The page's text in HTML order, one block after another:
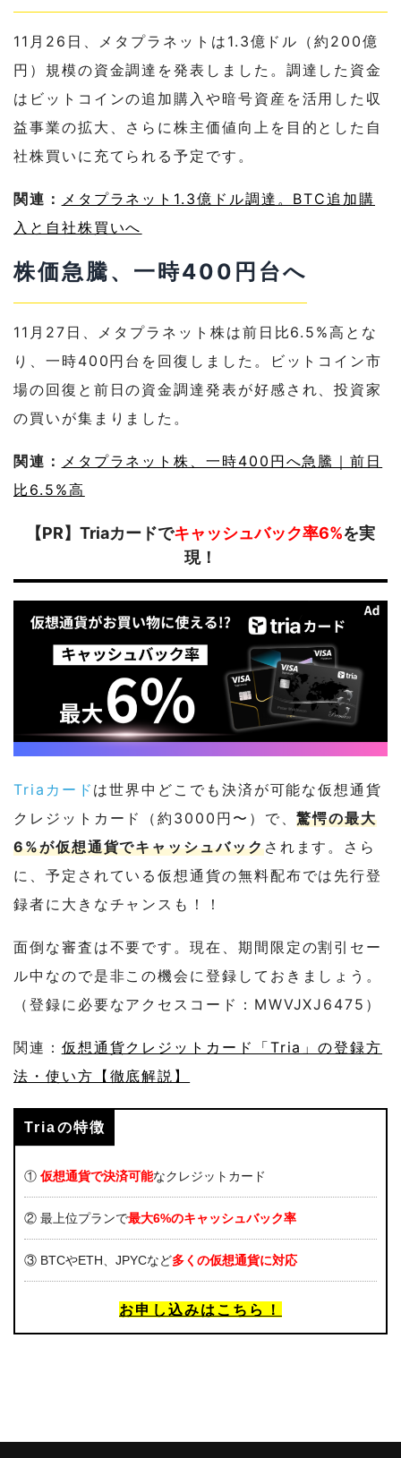
11月26日、メタプラネットは1.3億ドル（約200億
円）規模の資金調達を発表しました。調達した資金
はビットコインの追加購入や暗号資産を活用した収
益事業の拡大、さらに株主価値向上を目的とした自
社株買いに充てられる予定です。
関連： メタプラネット1.3億ドル調達。BTC追加購
入と自社株買いへ
株価急騰、一時400円台へ
11月27日、メタプラネット株は前日比6.5%高とな
り、一時400円台を回復しました。ビットコイン市
場の回復と前日の資金調達発表が好感され、投資家
の買いが集まりました。
関連： メタプラネット株、一時400円へ急騰｜前日
比6.5%高
【PR】Triaカードでキャッシュバック率6%を実
現！
Triaカード は世界中どこでも決済が可能な仮想通貨
クレジットカード（約3000円〜）で、驚愕の最大
6%が仮想通貨でキャッシュバックされます。さら
に、予定されている仮想通貨の無料配布では先行登
録者に大きなチャンスも！！
面倒な審査は不要です。現在、期間限定の割引セー
ル中なので是非この機会に登録しておきましょう。
（登録に必要なアクセスコード：MWVJXJ6475）
関連： 仮想通貨クレジットカード「Tria」の登録方
法・使い方【徹底解説】
Triaの特徴
① 仮想通貨で決済可能なクレジットカード
② 最上位プランで最大6%のキャッシュバック率
③ BTCやETH、JPYCなど多くの仮想通貨に対応
お申し込みはこちら！